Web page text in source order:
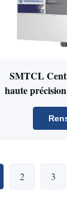
SMTCL
haute
2 3